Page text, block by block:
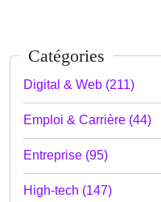
Catégories
Digital & Web (211)
Emploi & Carrière (44)
Entreprise (95)
High-tech (147)